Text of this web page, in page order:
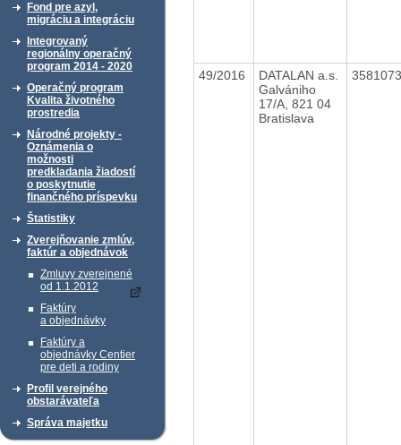
Fond pre azyl,
migráciu a integráciu
Integrovaný
regionálny operačný
program 2014 - 2020
Operačný program
Kvalita životného
prostredia
Národné projekty -
Oznámenia o
možnosti
predkladania žiadostí
o poskytnutie
finančného príspevku
Štatistiky
Zverejňovanie zmlúv,
faktúr a objednávok
Zmluvy zverejnené
od 1.1.2012
Faktúry
a objednávky
Faktúry a
objednávky Centier
pre deti a rodiny
Profil verejného
obstarávateľa
Správa majetku
49/2016
DATALAN a.s.
Galvániho
17/A, 821 04
Bratislava